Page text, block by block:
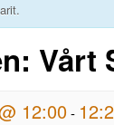
Vårt
12:00-